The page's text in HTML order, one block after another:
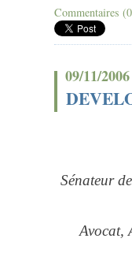
Commentaires
09/11/2006
Sénateur
Avocat,